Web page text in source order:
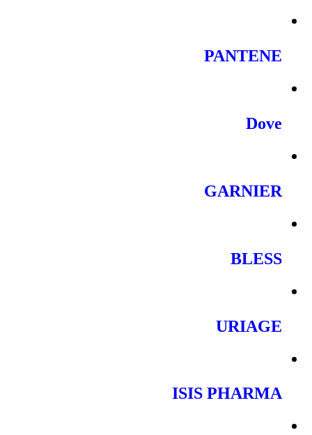
PANTENE
Dove
GARNIER
BLESS
URIAGE
ISIS PHARMA